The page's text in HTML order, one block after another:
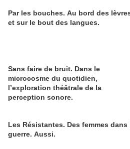
Par les bouches. Au bord des
et sur le bout des langues.
Sans faire de bruit. Dans le
microcosme du quotidien,
l’exploration théâtrale de la
perception sonore.
Les Résistantes. Des femmes dans
guerre. Aussi.